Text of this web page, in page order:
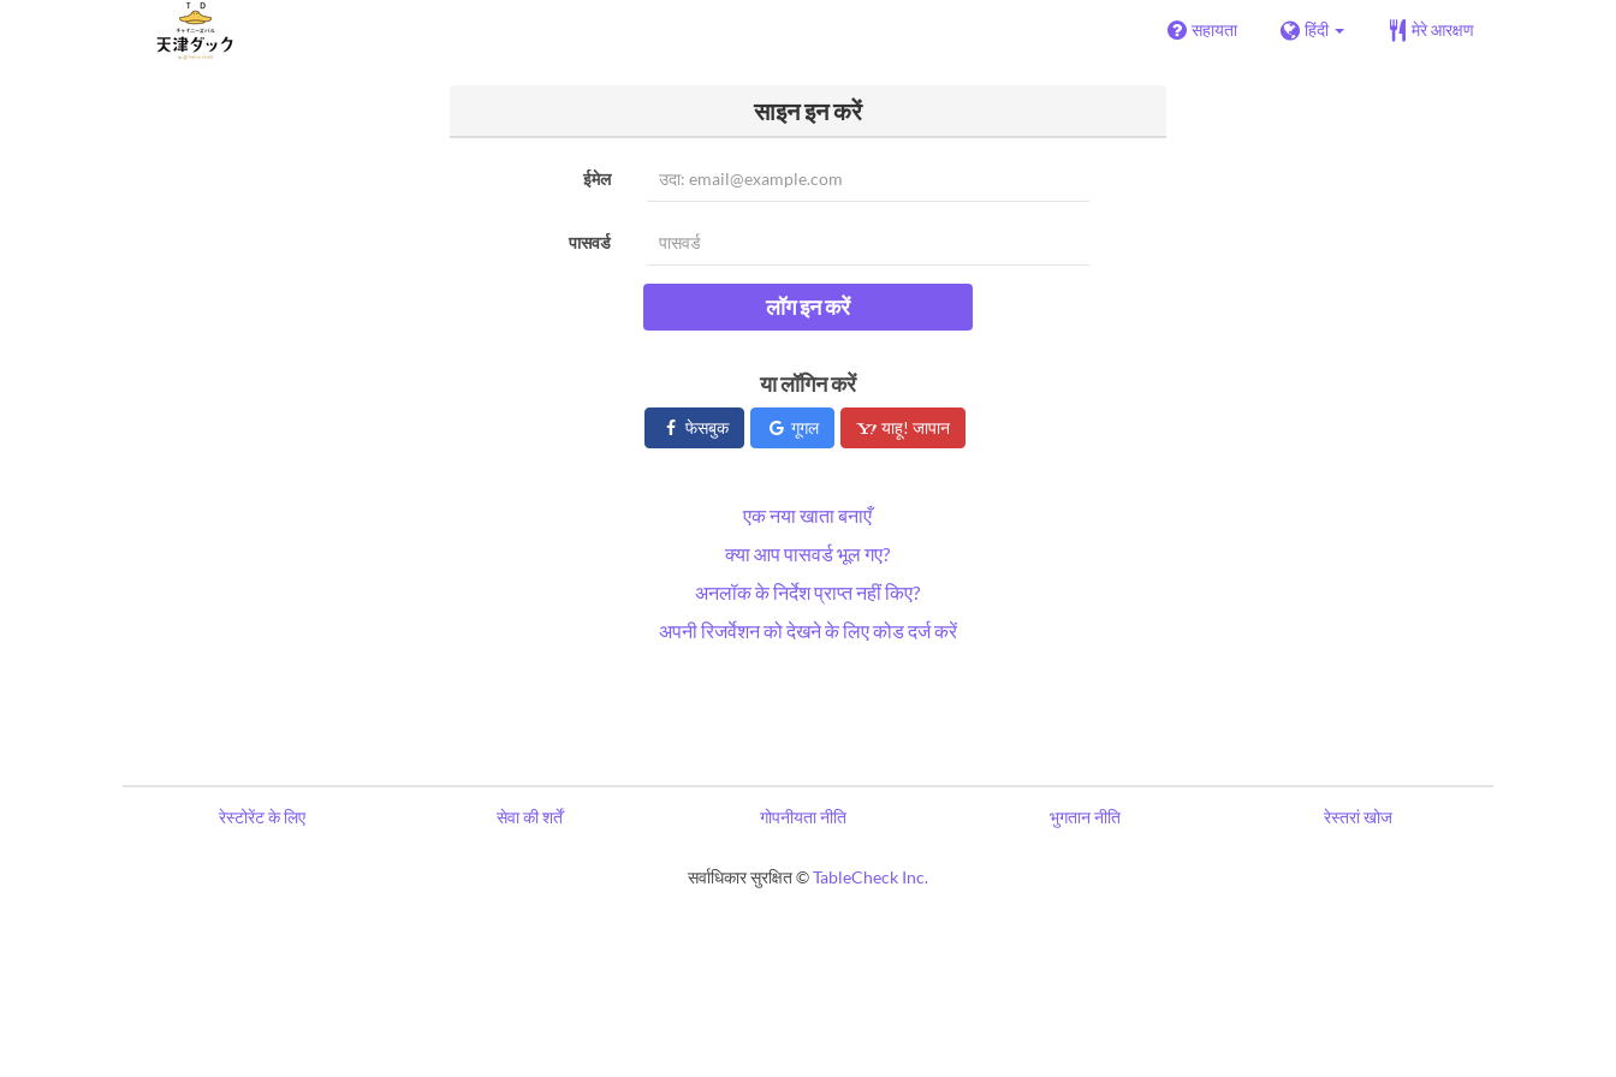
सहायता हिंदी मेरे आरक्षण
साइन इन करें
ईमेल
पासवर्ड
लॉग इन करें
या लॉगिन करें
फेसबुक गूगल याहू! जापान
एक नया खाता बनाएँ
क्या आप पासवर्ड भूल गए?
अनलॉक के निर्देश प्राप्त नहीं किए?
अपनी रिजर्वेशन को देखने के लिए कोड दर्ज करें
रेस्टोरेंट के लिए सेवा की शर्तें गोपनीयता नीति भुगतान नीति रेस्तरां खोज
सर्वाधिकार सुरक्षित ©TableCheck Inc.